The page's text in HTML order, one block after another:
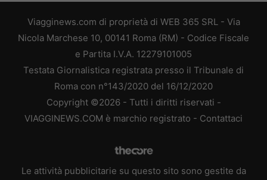
Viagginews.com di proprietà di WEB 365 SRL - Via
Nicola Marchese 10, 00141 Roma (RM) - Codice Fiscale
e Partita I.V.A. 12279101005
Testata Giornalistica registrata presso il Tribunale di
Roma con n°143/2020 del 16/12/2020
Copyright ©2026 - Tutti i diritti riservati -
VIAGGINEWS.COM è marchio registrato - Contattaci
Le attività pubblicitarie su questo sito sono gestite da